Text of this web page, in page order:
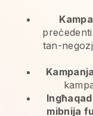
tan-
mibnija